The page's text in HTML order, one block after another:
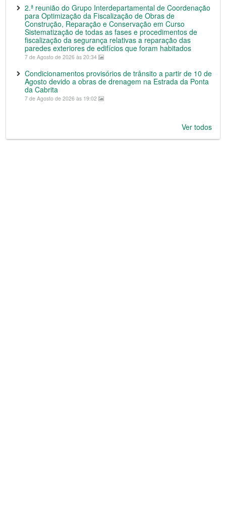
2.ª reunião do Grupo Interdepartamental de Coordenação
para Optimização da Fiscalização de Obras de
Construção, Reparação e Conservação em Curso
Sistematização de todas as fases e procedimentos de
fiscalização da segurança relativas a reparação das
paredes exteriores de edifícios que foram habitados
7 de Agosto de 2026 às 20:34
Condicionamentos provisórios de trânsito a partir de 10 de
Agosto devido a obras de drenagem na Estrada da Ponta
da Cabrita
7 de Agosto de 2026 às 19:02
Ver todos